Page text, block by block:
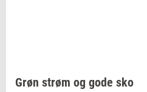
Grøn strøm og gode sko